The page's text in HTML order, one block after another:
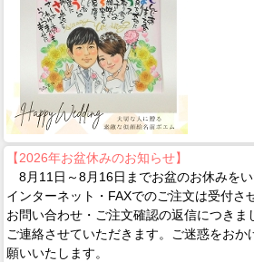
【2026年お盆休みのお知らせ】
8月11日～8月16日までお盆のお休みを
インターネット・FAXでのご注文は受付さ
お問い合わせ・ご注文確認の返信につきま
ご連絡させていただきます。ご迷惑をおか
願いいたします。